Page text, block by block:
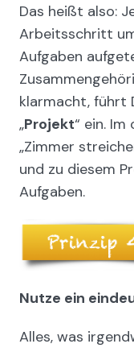
Das heißt also:
Arbeitsschritt
Aufgaben
klarmacht, führt
„Projekt“ ein.
„Zimmer
und zu diesem
Aufgaben.
Nutze ein
Alles, was